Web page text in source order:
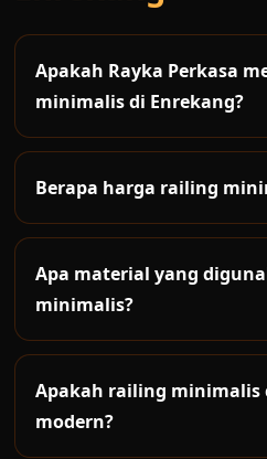
Apakah Rayka Perkasa
minimalis di Enrekang?
Ya. Rayka Perkasa
pemasangan railing
bangunan modern.
Berapa harga railing
Harga railing minimalis
panjang area, model,
dan kondisi pemasangan.
Apa material yang
minimalis?
Material umum meliputi
kaca tempered, expanded
aluminium dan kombinasi
Apakah railing minimalis
modern?